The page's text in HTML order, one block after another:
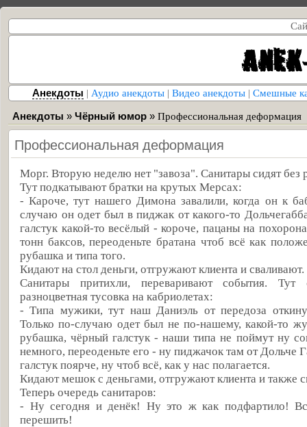
Анекдоты | Аудио анекдоты | Видео анекдоты | Смешные
Анекдоты » Чёрный юмор » Профессиональная деформация
Профессиональная деформация
Морг. Вторую неделю нет "завоза". Санитары сидят без
Тут подкатывают братки на крутых Мерсах:
- Кароче, тут нашего Димона завалили, когда он к
случаю он одет был в пиджак от какого-то
галстук какой-то весёлый - короче, пацаны на
тонн баксов, переоденьте братана чтоб всё как
рубашка и типа того.
Кидают на стол деньги, отгружают клиента и сваливают.
Санитары притихли, переваривают события. Тут
разноцветная тусовка на кабриолетах:
- Типа мужики, тут наш Даниэль от передоза
Только по-случаю одет был не по-нашему, какой-то
рубашка, чёрный галстук - наши типа не поймут ну
немного, переоденьте его - ну пиджачок там от Дольче
галстук поярче, ну чтоб всё, как у нас полагается.
Кидают мешок с деньгами, отгружают клиента и также
Теперь очередь санитаров:
- Ну сегодня и денёк! Ну это ж как подфартило!
перешить!